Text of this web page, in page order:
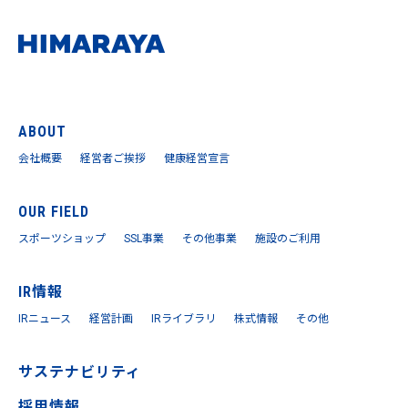
ABOUT
会社概要 経営者ご挨拶 健康経営宣言
OUR FIELD
スポーツショップ SSL事業 その他事業 施設のご利用
IR情報
IRニュース 経営計画 IRライブラリ 株式情報 その他
サステナビリティ